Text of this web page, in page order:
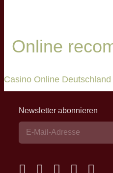
Online
Casino Online Deutschland
Newsletter abonnieren